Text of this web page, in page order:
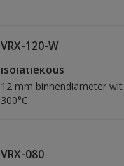
VRX-120-W
isolatiekous
12 mm binnendiameter wit
300°C
VRX-080